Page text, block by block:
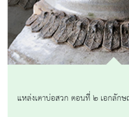
แหล่งเตาบ่อสวก ตอนที่ ๒ เอกลักษ